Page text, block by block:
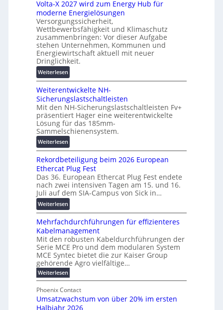
l
ö
s
u
n
g
e
n
u
n
d
d
i
g
i
t
a
l
e
T
r
a
n
s
p
a
r
e
n
z
a
s
c
h
i
n
e
n
b
a
u
:
F
o
r
s
c
h
u
n
g
s
f
ö
e
r
u
n
g
b
r
a
u
Volta-X 2027 wird zum Energy Hub für
moderne Energielösungen
Versorgungssicherheit,
Wettbewerbsfähigkeit und Klimaschutz
zusammenbringen: Vor dieser Aufgabe
stehen Unternehmen, Kommunen und
Energiewirtschaft aktuell mit neuer
Dringlichkeit.
Weiterlesen:
V
o
l
t
a
-
X
2
0
2
7
w
i
r
d
z
u
m
E
n
e
r
g
u
Weiterentwickelte NH-
Sicherungslastschaltleisten
Mit den NH-Sicherungslastschaltleisten Fv+
präsentiert Hager eine weiterentwickelte
Lösung für das 185mm-
Sammelschienensystem.
Weiterlesen:
W
e
i
t
e
r
e
n
t
w
i
c
k
e
l
e
N
Rekordbeteiligung beim 2026 European
Ethercat Plug Fest
Das 36. European Ethercat Plug Fest endete
nach zwei intensiven Tagen am 15. und 16.
Juli auf dem SIA-Campus von Sick in…
Weiterlesen:
R
e
k
o
r
d
b
e
e
i
Mehrfachdurchführungen für effizienteres
Kabelmanagement
Mit den robusten Kabeldurchführungen der
Serie MCE Pro und dem modularen System
MCE Syntec bietet die zur Kaiser Group
gehörende Agro vielfältige…
Weiterlesen:
M
h
r
f
Phoenix Contact
Umsatzwachstum von über 20% im ersten
Halbjahr 2026